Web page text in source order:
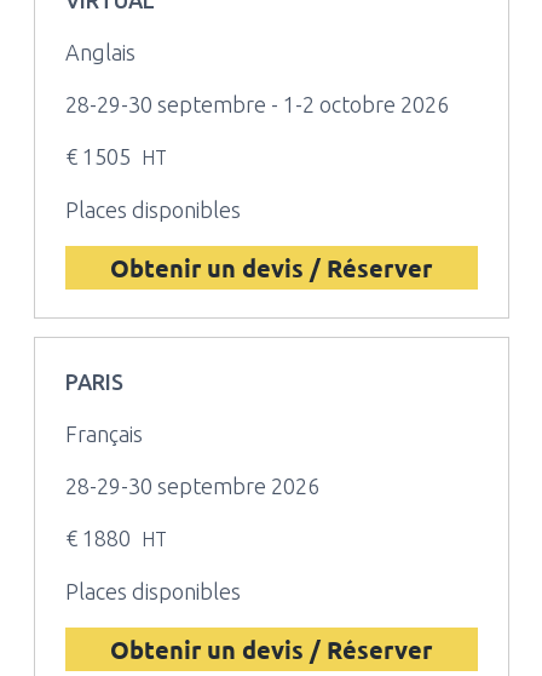
Anglais
28-29-30 septembre - 1-2 octobre 2026
€ 1505 HT
Places disponibles
Obtenir un devis / Réserver
PARIS
Français
28-29-30 septembre 2026
€ 1880 HT
Places disponibles
Obtenir un devis / Réserver